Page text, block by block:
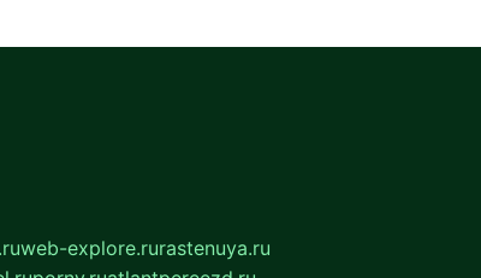
web-explore.rurastenuya.ru